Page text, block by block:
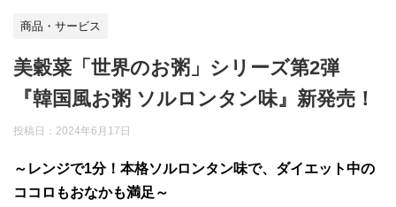
商品・サービス
美穀菜「世界のお粥」シリーズ第2弾
『韓国風お粥 ソルロンタン味』新発売！
投稿日： 2024年6月17日
～レンジで1分！本格ソルロンタン味で、ダイエット中の
ココロもおなかも満足～